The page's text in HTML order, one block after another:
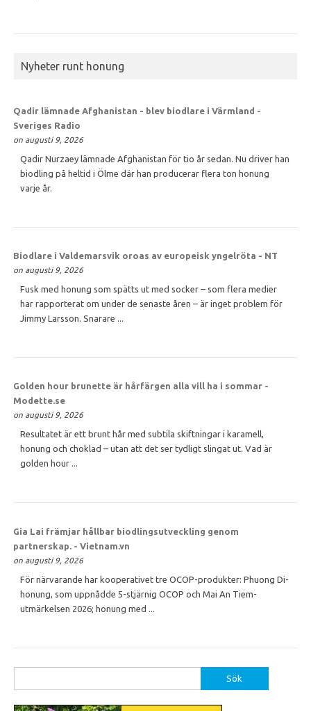
Nyheter runt honung
Qadir lämnade Afghanistan - blev biodlare i Värmland -
Sveriges Radio
on augusti 9, 2026
Qadir Nurzaey lämnade Afghanistan för tio år sedan. Nu driver han
biodling på heltid i Ölme där han producerar flera ton honung
varje år.
Biodlare i Valdemarsvik oroas av europeisk yngelröta - NT
on augusti 9, 2026
Fusk med honung som spätts ut med socker – som flera medier
har rapporterat om under de senaste åren – är inget problem för
Jimmy Larsson. Snarare ...
Golden hour brunette är hårfärgen alla vill ha i sommar -
Modette.se
on augusti 9, 2026
Resultatet är ett brunt hår med subtila skiftningar i karamell,
honung och choklad – utan att det ser tydligt slingat ut. Vad är
golden hour ...
Gia Lai främjar hållbar biodlingsutveckling genom
partnerskap. - Vietnam.vn
on augusti 9, 2026
För närvarande har kooperativet tre OCOP-produkter: Phuong Di-
honung, som uppnådde 5-stjärnig OCOP och Mai An Tiem-
utmärkelsen 2026; honung med ...
efter: